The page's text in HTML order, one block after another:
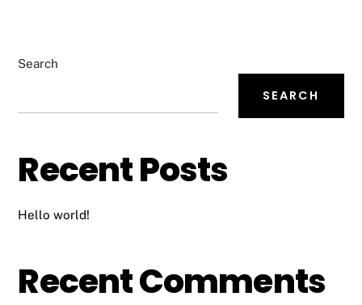
Search
SEARCH
Recent Posts
Hello world!
Recent Comments